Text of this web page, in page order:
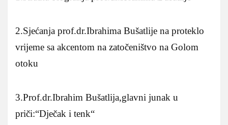
2.Sjećanja prof.dr.Ibrahima Bušatlije na proteklo
vrijeme sa akcentom na zatočeništvo na Golom
otoku
3.Prof.dr.Ibrahim Bušatlija,glavni junak u
priči:“Dječak i tenk“